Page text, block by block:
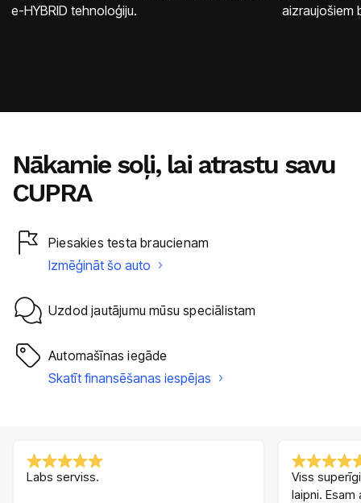
e-HYBRID tehnoloģiju.
aizraujošiem
Nākamie soļi, lai atrastu savu
CUPRA
Piesakies testa braucienam
Izmēģināt šo auto
Uzdod jautājumu mūsu speciālistam
Automašīnas iegāde
Skatīt finansēšanas iespējas
Labs serviss.
Viss
laipni. Esam